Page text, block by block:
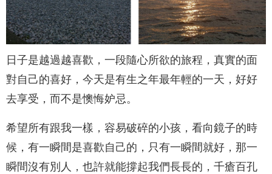
日子是越過越喜歡，一段隨心所欲的旅程，真實的面
對自己的喜好，今天是有生之年最年輕的一天，好好
去享受，而不是懊悔妒忌。
希望所有跟我一樣，容易破碎的小孩，看向鏡子的時
候，有一瞬間是喜歡自己的，只有一瞬間就好，那一
瞬間沒有別人，也許就能撐起我們長長的，千瘡百孔